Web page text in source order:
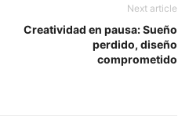
Next article
Creatividad en pausa: Sueño
perdido, diseño
comprometido